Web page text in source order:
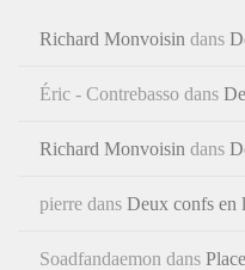
Richard Monvoisin dans
Éric - Contrebasso dans
Richard Monvoisin dans
pierre dans Deux confs en
Soadfandaemon dans